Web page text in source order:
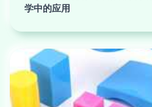
学中的应用